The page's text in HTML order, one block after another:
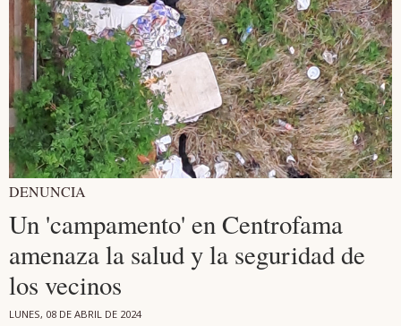
DENUNCIA
Un 'campamento' en Centrofama
amenaza la salud y la seguridad de
los vecinos
LUNES, 08 DE ABRIL DE 2024